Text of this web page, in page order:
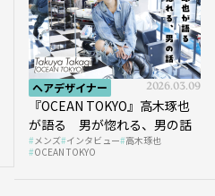
ヘアデザイナー 2026.03.09
『OCEAN TOKYO』高木琢也
が語る 男が惚れる、男の話
メンズ インタビュー 高木琢也
OCEAN TOKYO